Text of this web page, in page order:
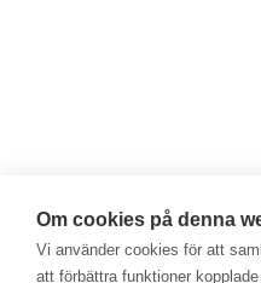
Om cookies på denna
Vi använder cookies för att
att förbättra funktioner